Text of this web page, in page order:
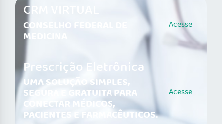
CRM VIRTUAL
CONSELHO FEDERAL DE
MEDICINA
Acesse
Prescrição Eletrônica
UMA SOLUÇÃO SIMPLES,
SEGURA E GRATUITA PARA
CONECTAR MÉDICOS,
PACIENTES E FARMACÊUTICOS.
Acesse